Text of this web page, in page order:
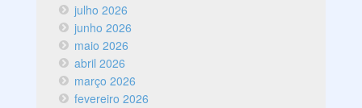
julho 2026
junho 2026
maio 2026
abril 2026
março 2026
fevereiro 2026